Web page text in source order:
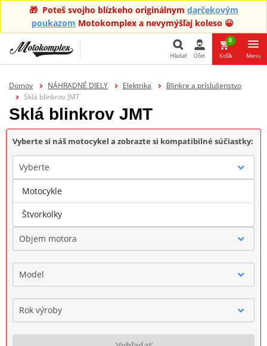
🎁 Poteš svojho blízkeho originálnym darčekovým
poukazom Motokomplex a nevymýšľaj koleso 😀
Hľadať
Hľadať Účet
0
Košík Menu
Domov NÁHRADNÉ DIELY Elektrika
Blinkre a príslušenstvo
Sklá blinkrov JMT
Sklá blinkrov JMT
Vyberte si náš motocykel a zobrazte si kompatibilné súčiastky:
Vyberte
Značka
Objem motora
Model
Rok výroby
Motocykle
Štvorkolky